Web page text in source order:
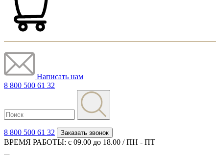
Написать нам
8 800 500 61 32
8 800 500 61 32 Заказать звонок
ВРЕМЯ РАБОТЫ: с 09.00 до 18.00 / ПН - ПТ